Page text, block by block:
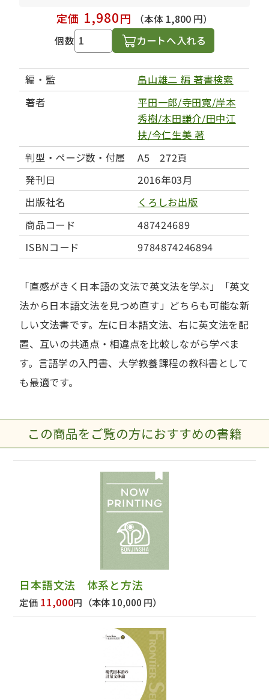
定価 1,980円
（本体 1,800 円）
個数
カートへ入れる
編・監
畠山雄二 編 著書検索
著者
平田一郎/寺田寛/岸本
秀樹/本田謙介/田中江
扶/今仁生美 著
判型・ページ数・付属
A5 272頁
発刊日
2016年03月
出版社名
くろしお出版
商品コード
487424689
ISBNコード
9784874246894
「直感がきく日本語の文法で英文法を学ぶ」「英文
法から日本語文法を見つめ直す」どちらも可能な新
しい文法書です。左に日本語文法、右に英文法を配
置、互いの共通点・相違点を比較しながら学べま
す。言語学の入門書、大学教養課程の教科書として
も最適です。
この商品をご覧の方におすすめの書籍
日本語文法 体系と方法
定価 11,000円 （本体 10,000 円）